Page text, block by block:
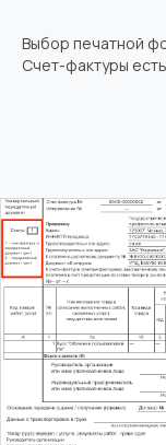
Выбор печатной
Счет-фактуры